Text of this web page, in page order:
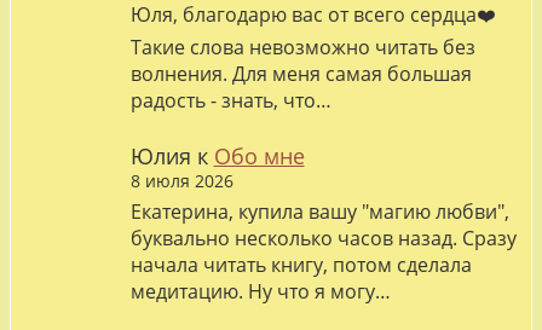
Юля, благодарю вас от всего сердца❤️
Такие слова невозможно читать без
волнения. Для меня самая большая
радость - знать, что…
Юлия к Обо мне
8 июля 2026
Екатерина, купила вашу "магию любви",
буквально несколько часов назад. Сразу
начала читать книгу, потом сделала
медитацию. Ну что я могу…